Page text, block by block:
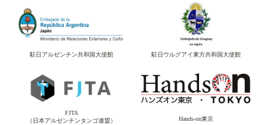
駐日アルゼンチン共和国大使館 駐日ウルグアイ東方共和国大使館
FJTA
（日本アルゼンチンタンゴ連盟）
Hands-on東京